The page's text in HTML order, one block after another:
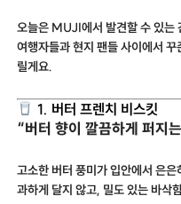
오늘은 MUJI에서 발견할 수 있는
여행자들과 현지 팬들 사이에서
릴게요.
1. 버터 프렌치 비스킷
“버터 향이 깔끔하게 퍼지
고소한 버터 풍미가 입안에서 은
과하게 달지 않고, 밀도 있는 바삭